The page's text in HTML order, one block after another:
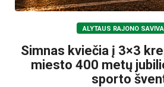
ALYTAUS RAJONO
Simnas kviečia į 3×3
miesto 400 metų
sporto